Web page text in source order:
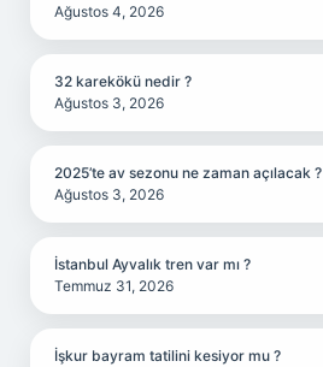
Ağustos 4, 2026
32 karekökü nedir ?
Ağustos 3, 2026
2025’te av sezonu ne zaman açılacak ?
Ağustos 3, 2026
İstanbul Ayvalık tren var mı ?
Temmuz 31, 2026
İşkur bayram tatilini kesiyor mu ?